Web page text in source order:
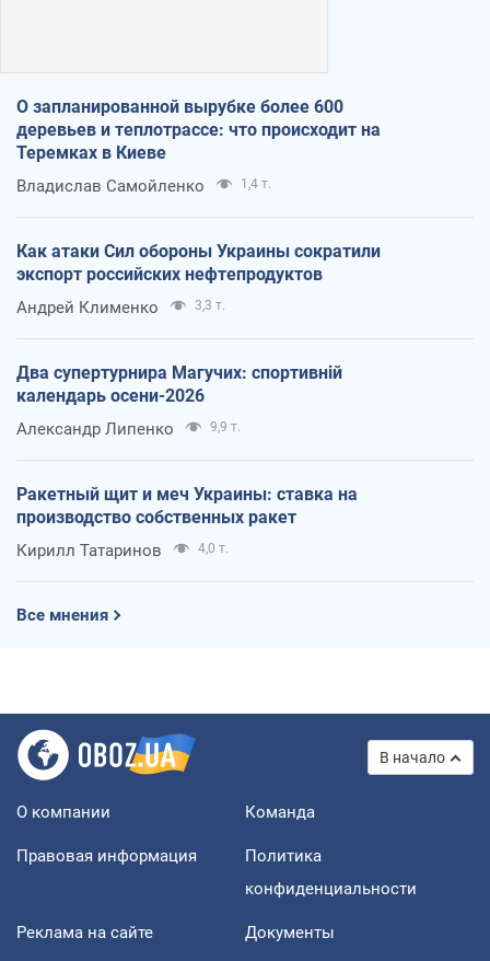
О запланированной вырубке более 600
деревьев и теплотрассе: что происходит на
Теремках в Киеве
Владислав Самойленко 1,4 т.
Как атаки Сил обороны Украины сократили
экспорт российских нефтепродуктов
Андрей Клименко 3,3 т.
Два супертурнира Магучих: спортивній
календарь осени-2026
Александр Липенко 9,9 т.
Ракетный щит и меч Украины: ставка на
производство собственных ракет
Кирилл Татаринов 4,0 т.
Все мнения
В начало
О компании Команда
Правовая информация
Политика
конфиденциальности
Реклама на сайте Документы